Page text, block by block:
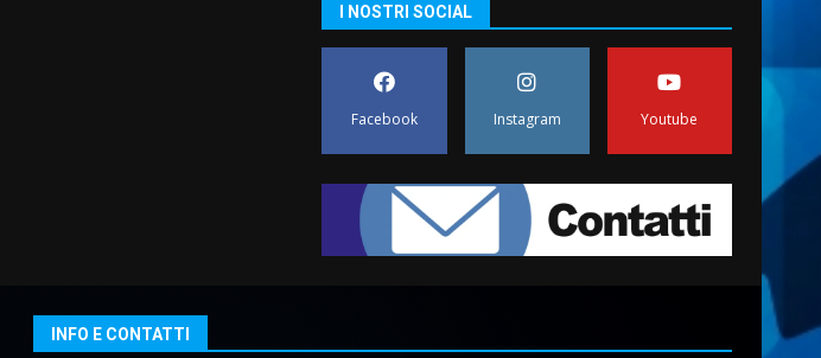
Pesce Spada: appuntamento
a sabato 8 agosto
5 Agosto 2026 06:10
pronta a tornare in Consiglio
comunale
6 Agosto 2026 08:00
I NOSTRI SOCIAL
Facebook Instagram Youtube
INFO E CONTATTI